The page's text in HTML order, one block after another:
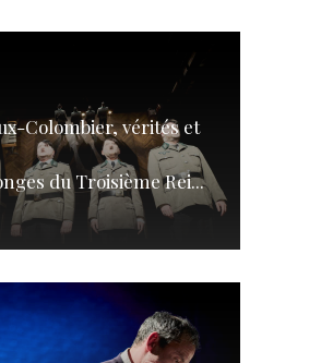
Colombier, vérités et
du Troisième Rei...